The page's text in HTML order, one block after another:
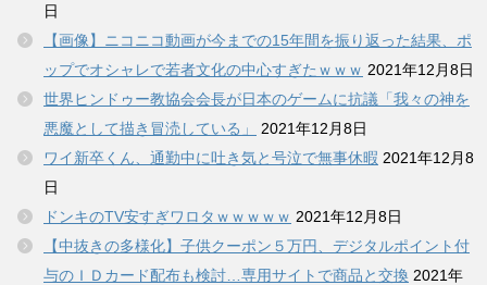
日
【画像】ニコニコ動画が今までの15年間を振り返った結果、ポ
ップでオシャレで若者文化の中心すぎたｗｗｗ 2021年12月8日
世界ヒンドゥー教協会会長が日本のゲームに抗議「我々の神を
悪魔として描き冒涜している」
2021年12月8日
ワイ新卒くん、通勤中に吐き気と号泣で無事休暇 2021年12月8
日
ドンキのTV安すぎワロタｗｗｗｗｗ 2021年12月8日
【中抜きの多様化】子供クーポン５万円、デジタルポイント付
与のＩＤカード配布も検討…専用サイトで商品と交換 2021年